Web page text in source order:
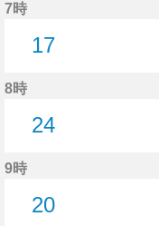
7時
17
8時
24
9時
20